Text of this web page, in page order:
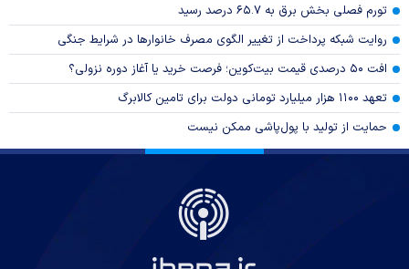
تورم فصلی بخش برق به ۶۵.۷ درصد رسید
روایت شبکه پرداخت از تغییر الگوی مصرف خانوار‌ها در شرایط جنگی
افت ۵۰ درصدی قیمت بیت‌کوین؛ فرصت خرید یا آغاز دوره نزولی؟
تعهد ۱۱۰۰ هزار میلیارد تومانی دولت برای تامین کالابرگ
حمایت از تولید با پول‌پاشی ممکن نیست